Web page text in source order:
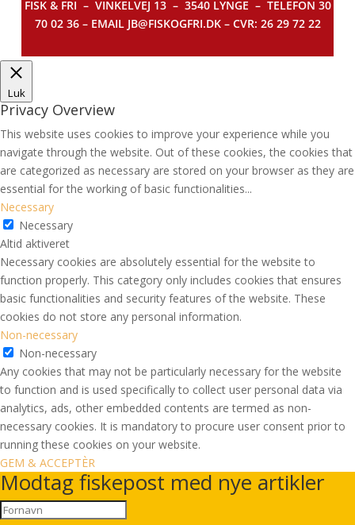
FISK & FRI – VINKELVEJ 13 – 3540 LYNGE – TELEFON 30
70 02 36 – EMAIL JB@FISKOGFRI.DK – CVR: 26 29 72 22
Luk
Privacy Overview
This website uses cookies to improve your experience while you
navigate through the website. Out of these cookies, the cookies that
are categorized as necessary are stored on your browser as they are
essential for the working of basic functionalities...
Necessary
Necessary
Altid aktiveret
Necessary cookies are absolutely essential for the website to
function properly. This category only includes cookies that ensures
basic functionalities and security features of the website. These
cookies do not store any personal information.
Non-necessary
Non-necessary
Any cookies that may not be particularly necessary for the website
to function and is used specifically to collect user personal data via
analytics, ads, other embedded contents are termed as non-
necessary cookies. It is mandatory to procure user consent prior to
running these cookies on your website.
GEM & ACCEPTÈR
Modtag fiskepost med nye artikler